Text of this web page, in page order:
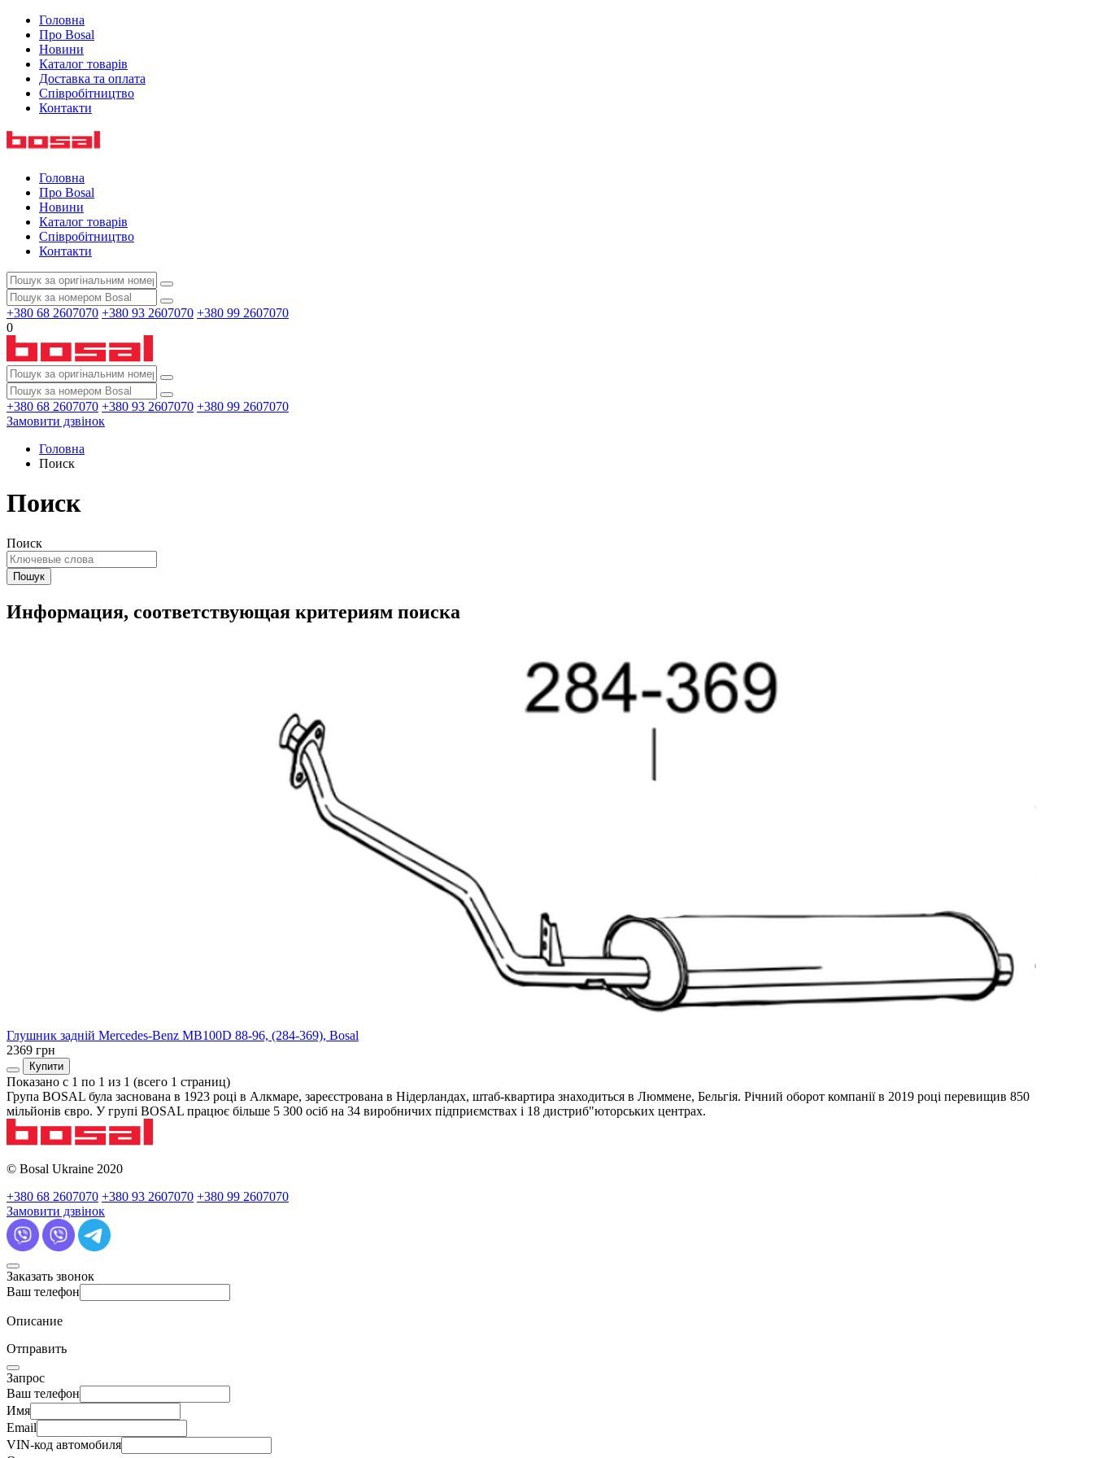
Головна
Про Bosal
Новини
Каталог товарів
Доставка та оплата
Співробітництво
Контакти
Головна
Про Bosal
Новини
Каталог товарів
Співробітництво
Контакти
+380 68 2607070 +380 93 2607070 +380 99 2607070
0
+380 68 2607070 +380 93 2607070 +380 99 2607070
Замовити дзвінок
Головна
Поиск
Поиск
Поиск
Информация, соответствующая критериям поиска
Глушник задній Mercedes-Benz MB100D 88-96, (284-369), Bosal
2369 грн
Купити
Показано с 1 по 1 из 1 (всего 1 страниц)
Група BOSAL була заснована в 1923 році в Алкмаре, зареєстрована в Нідерландах, штаб-квартира знаходиться в Люммене, Бельгія. Річний оборот компанії в 2019 році перевищив 850
мільйонів євро. У групі BOSAL працює більше 5 300 осіб на 34 виробничих підприємствах і 18 дистриб"юторських центрах.
© Bosal Ukraine 2020
+380 68 2607070 +380 93 2607070 +380 99 2607070
Замовити дзвінок
Заказать звонок
Ваш телефон
Описание
Отправить
Запрос
Ваш телефон
Имя
Email
VIN-код автомобиля